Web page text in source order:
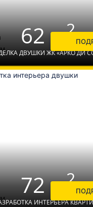
62 м2
ДВУШКИ ЖК «АРКО ДИ
72 м2
ИНТЕРЬЕРА